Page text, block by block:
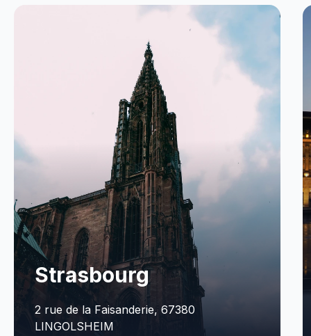
Strasbourg
2 rue de la Faisanderie, 67380
LINGOLSHEIM